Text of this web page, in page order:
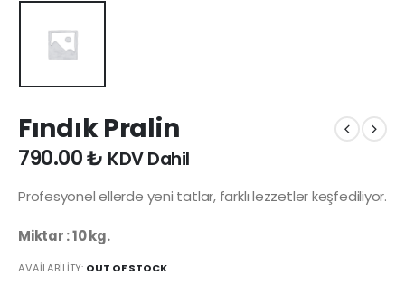
Fındık Pralin
790.00₺ KDV Dahil
Profesyonel ellerde yeni tatlar, farklı lezzetler keşfediliyor.
Miktar : 10 kg.
AVAILABILITY: OUT OF STOCK